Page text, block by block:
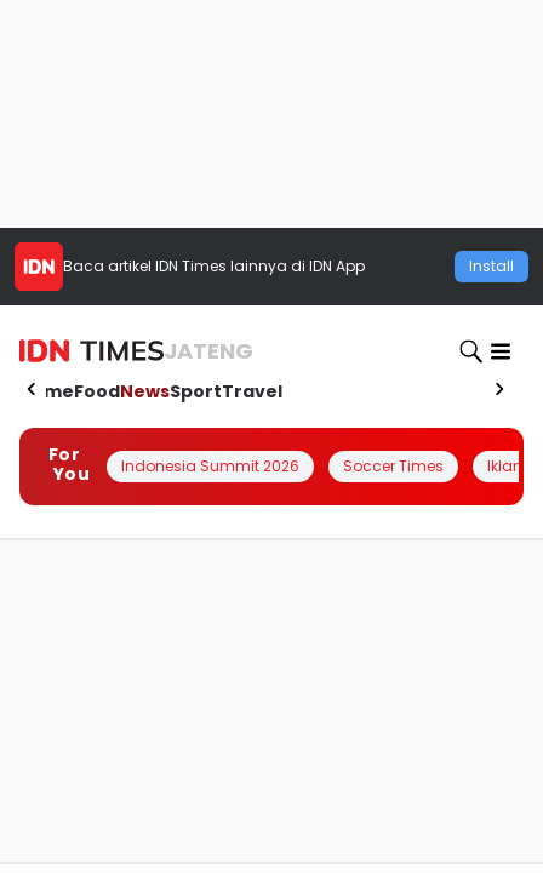
Baca artikel IDN Times lainnya di IDN App Install
JATENG
HomeFoodNewsSportTravel
For
You
Indonesia Summit 2026 Soccer Times Iklanin